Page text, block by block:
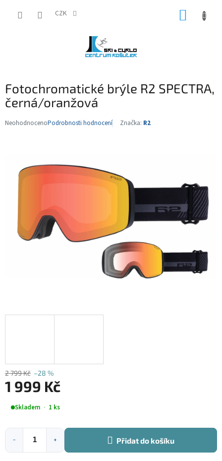
CZK
Fotochromatické brýle R2 SPECTRA,
černá/oranžová
Průměrné
NeohodnocenoPodrobnosti hodnocení Značka: R2
2 799 Kč –28 %
1 999 Kč
Měrná
cena:
Skladem 1 ks
+
− Přidat do košíku